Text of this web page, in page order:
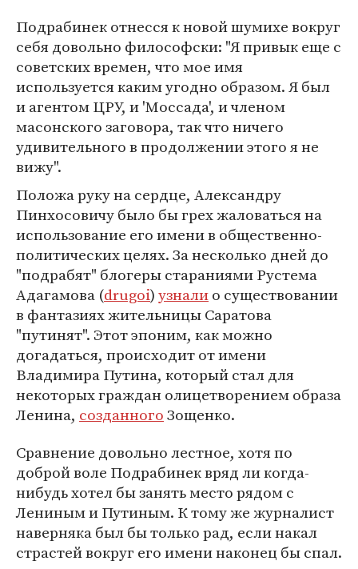
Подрабинек отнесся к новой шумихе вокруг
себя довольно философски: "Я привык еще с
советских времен, что мое имя
используется каким угодно образом. Я был
и агентом ЦРУ, и 'Моссада', и членом
масонского заговора, так что ничего
удивительного в продолжении этого я не
вижу".
Положа руку на сердце, Александру
Пинхосовичу было бы грех жаловаться на
использование его имени в общественно-
политических целях. За несколько дней до
"подрабят" блогеры стараниями Рустема
Адагамова (drugoi)узналио существовании
в фантазиях жительницы Саратова
"путинят". Этот эпоним, как можно
догадаться, происходит от имени
Владимира Путина, который стал для
некоторых граждан олицетворением образа
Ленина, созданногоЗощенко.
Сравнение довольно лестное, хотя по
доброй воле Подрабинек вряд ли когда-
нибудь хотел бы занять место рядом с
Лениным и Путиным. К тому же журналист
наверняка был бы только рад, если накал
страстей вокруг его имени наконец бы спал.